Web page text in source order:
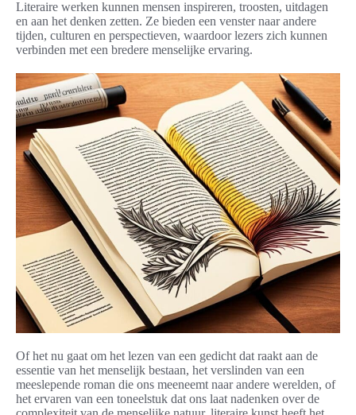
Literaire werken kunnen mensen inspireren, troosten, uitdagen
en aan het denken zetten. Ze bieden een venster naar andere
tijden, culturen en perspectieven, waardoor lezers zich kunnen
verbinden met een bredere menselijke ervaring.
Of het nu gaat om het lezen van een gedicht dat raakt aan de
essentie van het menselijk bestaan, het verslinden van een
meeslepende roman die ons meeneemt naar andere werelden, of
het ervaren van een toneelstuk dat ons laat nadenken over de